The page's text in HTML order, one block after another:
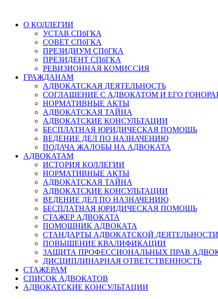
О КОЛЛЕГИИ
УСТАВ СПбГКА
СОВЕТ СПбГКА
ПРЕЗИДИУМ СПбГКА
ПРЕЗИДЕНТ СПбГКА
РЕВИЗИОННАЯ КОМИССИЯ
ГРАЖДАНАМ
АДВОКАТСКАЯ ДЕЯТЕЛЬНОСТЬ
СОГЛАШЕНИЕ С АДВОКАТОМ И ЕГО
НОРМАТИВНЫЕ АКТЫ
АДВОКАТСКАЯ ТАЙНА
АДВОКАТСКИЕ КОНСУЛЬТАЦИИ
БЕСПЛАТНАЯ ЮРИДИЧЕСКАЯ ПОМОЩЬ
ВЕДЕНИЕ ДЕЛ ПО НАЗНАЧЕНИЮ
ПОДАЧА ЖАЛОБЫ НА АДВОКАТА
АДВОКАТАМ
ИСТОРИЯ КОЛЛЕГИИ
НОРМАТИВНЫЕ АКТЫ
АДВОКАТСКАЯ ТАЙНА
АДВОКАТСКИЕ КОНСУЛЬТАЦИИ
ВЕДЕНИЕ ДЕЛ ПО НАЗНАЧЕНИЮ
БЕСПЛАТНАЯ ЮРИДИЧЕСКАЯ ПОМОЩЬ
СТАЖЕР АДВОКАТА
ПОМОЩНИК АДВОКАТА
СТАНДАРТЫ АДВОКАТСКОЙ ДЕЯТЕЛЬНОСТИ
ПОВЫШЕНИЕ КВАЛИФИКАЦИИ
ЗАЩИТА ПРОФЕССИОНАЛЬНЫХ ПРАВ
ДИСЦИПЛИНАРНАЯ ОТВЕТСТВЕННОСТЬ
СТАЖЕРАМ
СПИСОК АДВОКАТОВ
АДВОКАТСКИЕ КОНСУЛЬТАЦИИ